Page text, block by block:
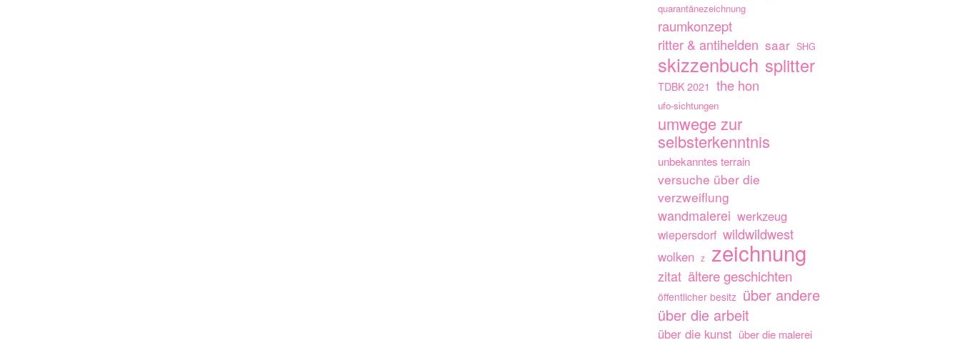
quarantänezeichnung
raumkonzept
ritter & antihelden saar SHG
skizzenbuch splitter
TDBK 2021 the hon
ufo-sichtungen
umwege zur
selbsterkenntnis
unbekanntes terrain
versuche über die
verzweiflung
wandmalerei werkzeug
wiepersdorf wildwildwest
wolken z zeichnung
zitat ältere geschichten
öffentlicher besitz über andere
über die arbeit
über die kunst über die malerei